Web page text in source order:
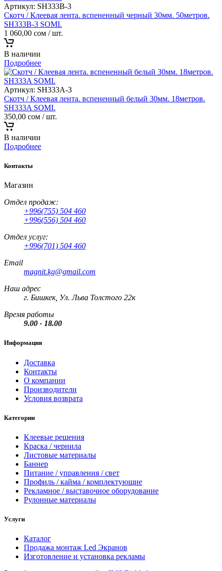
Артикул: SH333B-3
Скотч / Клеевая лента. вспененный черный 30мм. 50метров.
SH333B-3 SOMI.
1 060,00 сом / шт.
В наличии
Подробнее
Артикул: SH333A-3
Скотч / Клеевая лента. вспененный белый 30мм. 18метров.
SH333A SOMI.
350,00 сом / шт.
В наличии
Подробнее
Контакты
Магазин
Отдел продаж:
+996(755) 504 460
+996(556) 504 460
Отдел услуг:
+996(701) 504 460
Email
magnit.kg@gmail.com
Наш адрес
г. Бишкек, Ул. Льва Толстого 22к
Время работы
9.00 - 18.00
Информация
Доставка
Контакты
О компании
Производители
Условия возврата
Категории
Клеевые решения
Краска / чернила
Листовые материалы
Баннер
Питание / управления / свет
Профиль / кайма / комплектующие
Рекламное / выставочное оборудование
Рулонные материалы
Услуги
Каталог
Продажа монтаж Led Экранов
Изготовление и установка рекламы